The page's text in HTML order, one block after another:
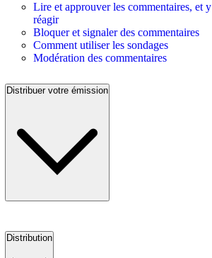
Lire et approuver les commentaires, et y
réagir
Bloquer et signaler des commentaires
Comment utiliser les sondages
Modération des commentaires
Distribuer votre émission
Distribution